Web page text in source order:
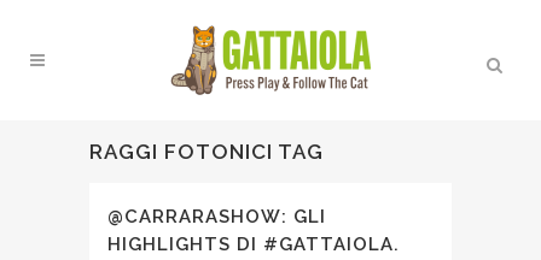
RAGGI FOTONICI TAG
@CARRARASHOW: GLI
HIGHLIGHTS DI #GATTAIOLA.